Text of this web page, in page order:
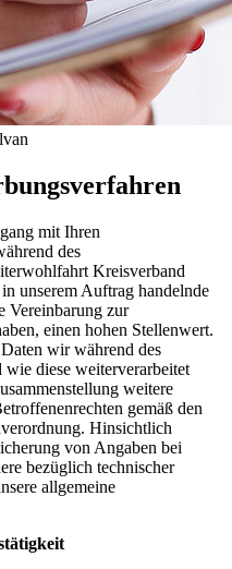
mit Ihren
des
Kreisverband
unserem Auftrag handelnde
Vereinbarung zur
einen hohen Stellenwert.
wir während des
wie diese weiterverarbeitet
weitere
gemäß den
Hinsichtlich
von Angaben bei
bezüglich technischer
allgemeine